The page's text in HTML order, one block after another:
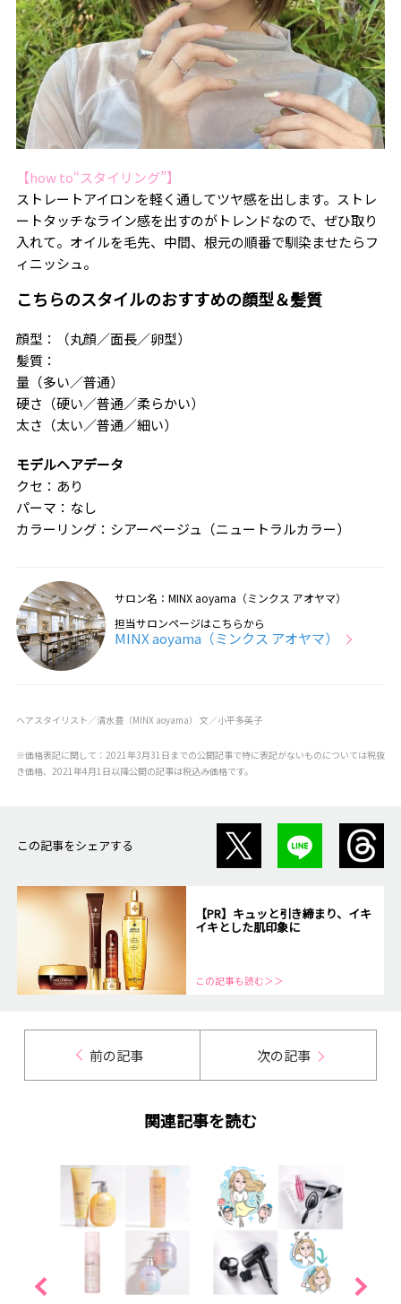
【how to“スタイリング”】
ストレートアイロンを軽く通してツヤ感を出します。ストレ
ートタッチなライン感を出すのがトレンドなので、ぜひ取り
入れて。オイルを毛先、中間、根元の順番で馴染ませたらフ
ィニッシュ。
こちらのスタイルのおすすめの顔型＆髪質
顔型：（丸顔／面長／卵型）
髪質：
量（多い／普通）
硬さ（硬い／普通／柔らかい）
太さ（太い／普通／細い）
モデルヘアデータ
クセ：あり
パーマ：なし
カラーリング：シアーベージュ（ニュートラルカラー）
サロン名：MINX aoyama（ミンクス アオヤマ）
担当サロンページはこちらから
MINX aoyama（ミンクス アオヤマ）
ヘアスタイリスト／清水豊（MINX aoyama） 文／小平多英子
※価格表記に関して：2021年3月31日までの公開記事で特に表記がないものについては税抜
き価格、2021年4月1日以降公開の記事は税込み価格です。
この記事をシェアする
【PR】キュッと引き締まり、イキ
イキとした肌印象に
この記事も読む＞＞
前の記事 次の記事
関連記事を読む